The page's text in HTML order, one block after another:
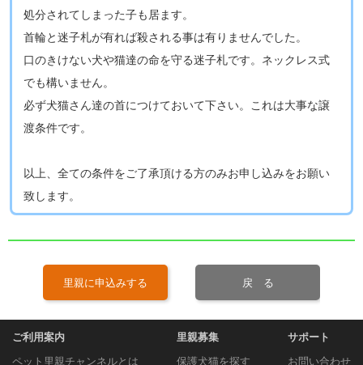
処分されてしまった子も居ます。
首輪と迷子札が有れば殺される事は有りませんでした。
口のきけない犬や猫達の命を守る迷子札です。ネックレス式
でも構いません。
必ず犬猫さん達の首につけておいて下さい。これは大事な譲
渡条件です。
以上、全ての条件をご了承頂ける方のみお申し込みをお願い
致します​。
里親に申込みする 戻 る
ご利用案内
ペット里親チャンネルとは
里親募集
保護犬猫を探す
サポート
お問い合わせ